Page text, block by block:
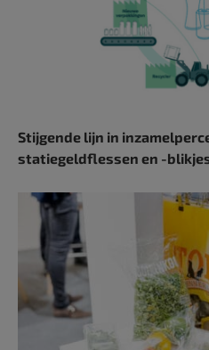
Stijgende lijn in
statiegeldflessen en -